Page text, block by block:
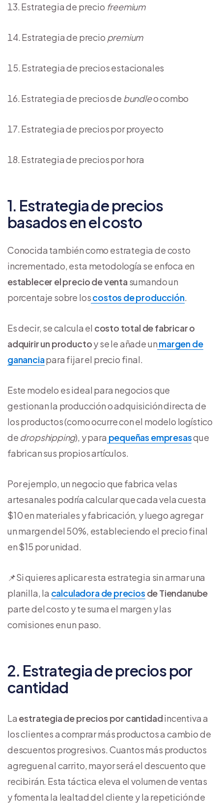
Estrategia de precio freemium
Estrategia de precio premium
Estrategia de precios estacionales
Estrategia de precios de bundleo combo
Estrategia de precios por proyecto
Estrategia de precios por hora
1. Estrategia de precios
basados en el costo
Conocida también como estrategia de costo
incrementado, esta metodología se enfoca en
establecer el precio de venta sumando un
porcentaje sobre loscostos de producción.
Es decir, se calcula el costo total de fabricar o
adquirir un productoy se le añade unmargen de
gananciapara fijar el precio final.
Este modelo es ideal para negocios que
gestionan la producción o adquisición directa de
los productos (como ocurre con el modelo logístico
de dropshipping), y para pequeñas empresasque
fabrican sus propios artículos.
Por ejemplo, un negocio que fabrica velas
artesanales podría calcular que cada vela cuesta
$10 en materiales y fabricación, y luego agregar
un margen del 50%, estableciendo el precio final
en $15 por unidad.
📌Si quieres aplicar esta estrategia sin armar una
planilla, la calculadora de precios de Tiendanube
parte del costo y te suma el margen y las
comisiones en un paso.
2. Estrategia de precios por
cantidad
La estrategia de precios por cantidadincentiva a
los clientes a comprar más productos a cambio de
descuentos progresivos. Cuantos más productos
agreguen al carrito, mayor será el descuento que
recibirán. Esta táctica eleva el volumen de ventas
y fomenta la lealtad del cliente y la repetición de